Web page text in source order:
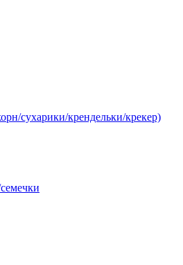
сухарики/крендельки/крекер)